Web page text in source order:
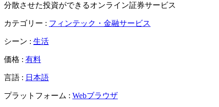
分散させた投資ができるオンライン証券サービス
カテゴリー : フィンテック・金融サービス
シーン : 生活
価格 : 有料
言語 : 日本語
プラットフォーム : Webブラウザ